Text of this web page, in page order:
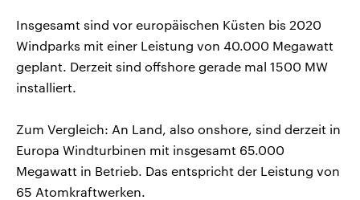
Insgesamt sind vor europäischen Küsten bis 2020
Windparks mit einer Leistung von 40.000 Megawatt
geplant. Derzeit sind offshore gerade mal 1500 MW
installiert.
Zum Vergleich: An Land, also onshore, sind derzeit in
Europa Windturbinen mit insgesamt 65.000
Megawatt in Betrieb. Das entspricht der Leistung von
65 Atomkraftwerken.